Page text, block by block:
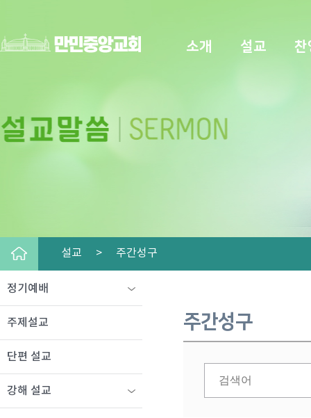
소개 설교 찬
설교 > 주간성구
주간성구
정기예배
주제설교
단편 설교
강해 설교